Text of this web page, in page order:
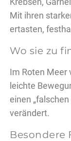
Mit ihren
ertasten,
Wo sie zu
Im Roten Meer
leichte
einen
verändert.
Besondere